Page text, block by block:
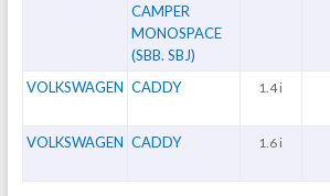
CAMPER
MONOSPACE
(SBB. SBJ)
VOLKSWAGEN CADDY 1.4 i
VOLKSWAGEN CADDY 1.6 i